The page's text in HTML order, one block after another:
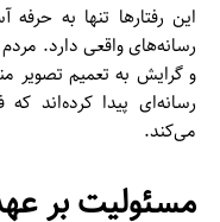
این رفتارها تنها به حرفه
رسانه‌های واقعی دارد.
و گرایش به تعمیم تصویر
رسانه‌ای پیدا کرده‌اند
می‌کند.
مسئولیت بر